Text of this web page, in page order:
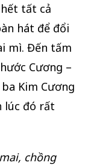
tất cả
hát để đổi
mì. Đến tấm
Cương –
Kim Cương
lúc đó rất
chồng